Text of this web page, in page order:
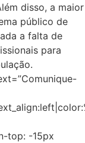
disso, a maior
público de
a falta de
para
top: -15px